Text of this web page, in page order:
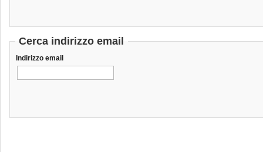
Cerca indirizzo email
Indirizzo email